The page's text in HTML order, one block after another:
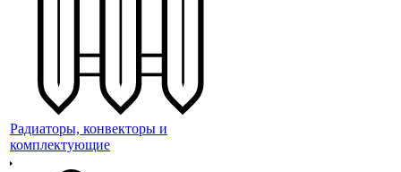
Радиаторы, конвекторы и
комплектующие